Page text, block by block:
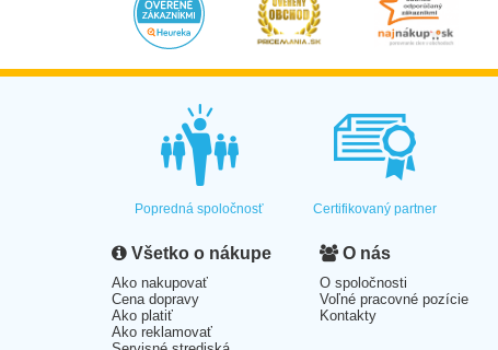
Popredná spoločnosť Certifikovaný partner
Všetko o nákupe
Ako nakupovať
Cena dopravy
Ako platiť
Ako reklamovať
O nás
O spoločnosti
Voľné pracovné pozície
Kontakty